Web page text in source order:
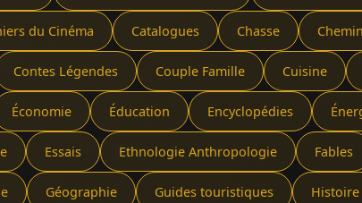
du Cinéma Catalogues Chasse
Contes Légendes Couple Famille Cuisine
Économie Éducation Encyclopédies
Essais Ethnologie Anthropologie Fables
Géographie Guides touristiques Histoire